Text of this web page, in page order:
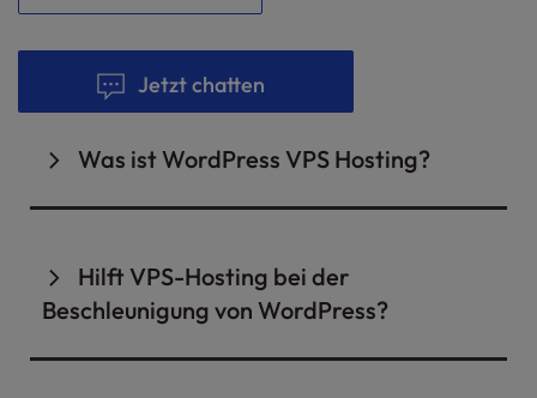
Jetzt chatten
Was ist WordPress VPS Hosting?
WordPress VPS-Hosting ist ein spezialisierter
WordPress entwickelt wurde und ein hohes
Maß an Sicherheit, Leistung, Kontrolle und
Hilft VPS-Hosting bei der
Beschleunigung von WordPress?
Um schnell zu sein, braucht eine WordPress